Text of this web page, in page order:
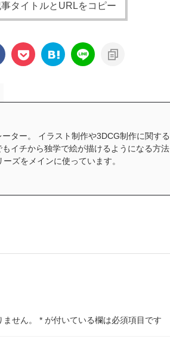
タイトルとURLをコピー
ター。 イラスト制作や3DCG制作に関す
イチから独学で絵が描けるようになる方法
ズをメインに使っています。
せん。 * が付いている欄は必須項目です